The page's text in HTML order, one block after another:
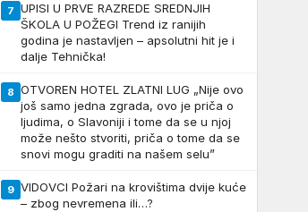
7 UPISI U PRVE RAZREDE SREDNJIH
ŠKOLA U POŽEGI Trend iz ranijih
godina je nastavljen – apsolutni hit je i
dalje Tehnička!
8 OTVOREN HOTEL ZLATNI LUG „Nije ovo
još samo jedna zgrada, ovo je priča o
ljudima, o Slavoniji i tome da se u njoj
može nešto stvoriti, priča o tome da se
snovi mogu graditi na našem selu”
9 VIDOVCI Požari na krovištima dvije kuće
– zbog nevremena ili…?